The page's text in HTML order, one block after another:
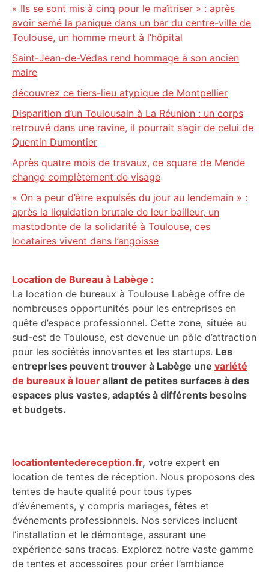
« Ils se sont mis à cinq pour le maîtriser » : après
avoir semé la panique dans un bar du centre-ville de
Toulouse, un homme meurt à l’hôpital
Saint-Jean-de-Védas rend hommage à son ancien
maire
découvrez ce tiers-lieu atypique de Montpellier
Disparition d’un Toulousain à La Réunion : un corps
retrouvé dans une ravine, il pourrait s’agir de celui de
Quentin Dumontier
Après quatre mois de travaux, ce square de Mende
change complètement de visage
« On a peur d’être expulsés du jour au lendemain » :
après la liquidation brutale de leur bailleur, un
mastodonte de la solidarité à Toulouse, ces
locataires vivent dans l’angoisse
Location de Bureau à Labège :
La location de bureaux à Toulouse Labège offre de
nombreuses opportunités pour les entreprises en
quête d’espace professionnel. Cette zone, située au
sud-est de Toulouse, est devenue un pôle d’attraction
pour les sociétés innovantes et les startups. Les
entreprises peuvent trouver à Labège une variété
de bureaux à louer allant de petites surfaces à des
espaces plus vastes, adaptés à différents besoins
et budgets.
locationtentedereception.fr, votre expert en
location de tentes de réception. Nous proposons des
tentes de haute qualité pour tous types
d’événements, y compris mariages, fêtes et
événements professionnels. Nos services incluent
l’installation et le démontage, assurant une
expérience sans tracas. Explorez notre vaste gamme
de tentes et accessoires pour créer l’ambiance